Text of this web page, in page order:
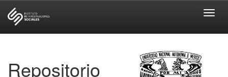
Repositorio